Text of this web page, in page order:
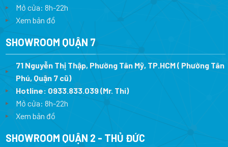
Mở cửa: 8h-22h
Xem bản đồ
SHOWROOM QUẬN 7
71 Nguyễn Thị Thập, Phường Tân Mỹ, TP.HCM ( Phường Tân
Phú, Quận 7 cũ)
Hotline: 0933.833.039(Mr. Thi)
Mở cửa: 8h-22h
Xem bản đồ
SHOWROOM QUẬN 2 - THỦ ĐỨC